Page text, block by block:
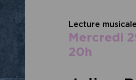
Lecture musicale
mercredi
20h